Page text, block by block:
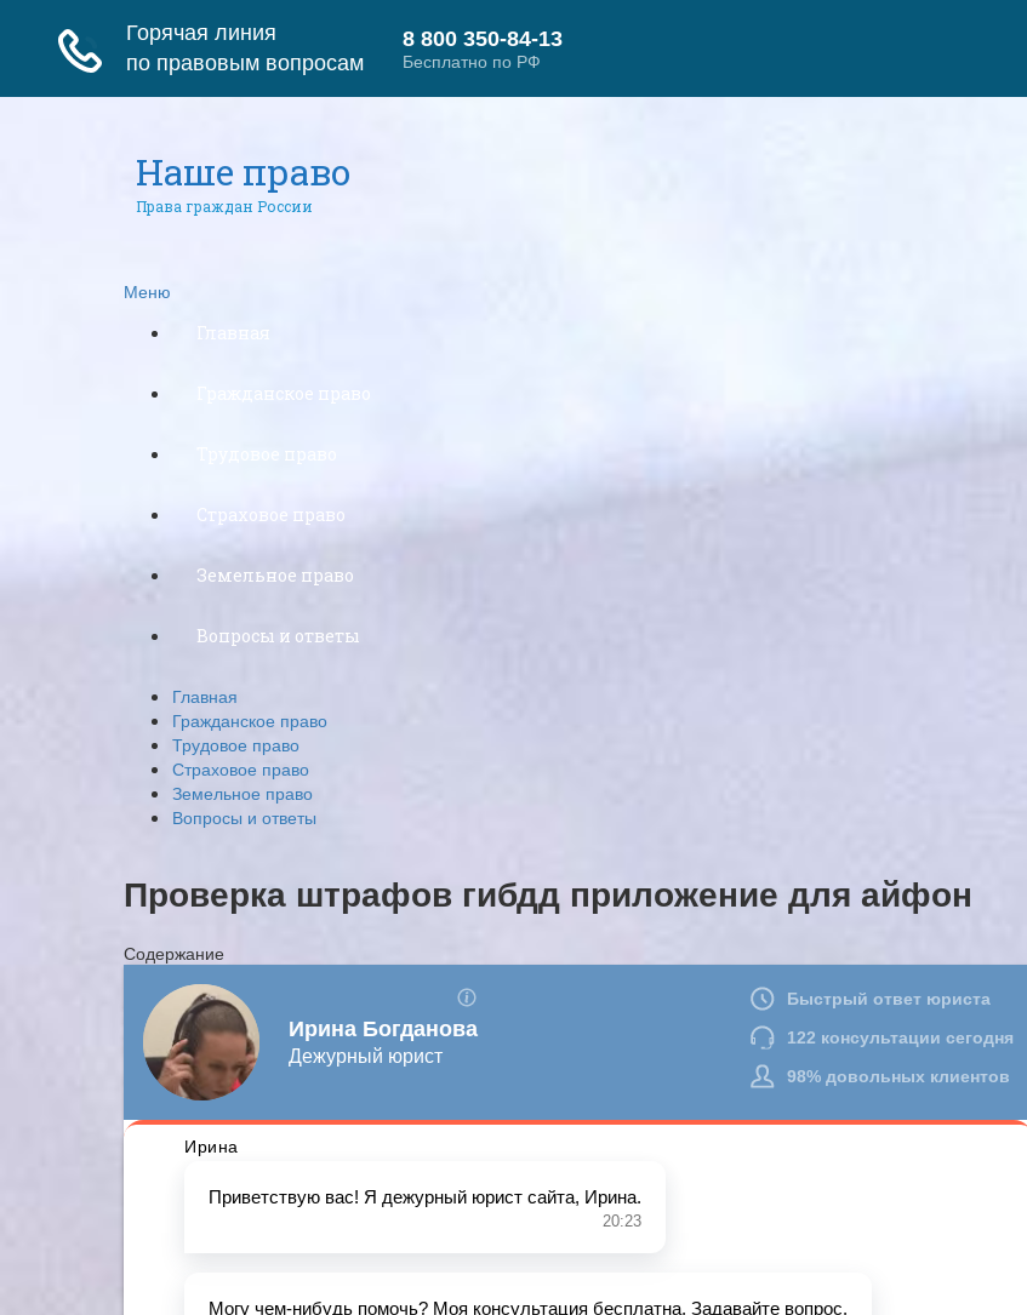
Наше право
Права граждан России
Меню
Главная
Гражданское право
Трудовое право
Страховое право
Земельное право
Вопросы и ответы
Главная
Гражданское право
Трудовое право
Страховое право
Земельное право
Вопросы и ответы
Проверка штрафов гибдд приложение для айфон
Содержание